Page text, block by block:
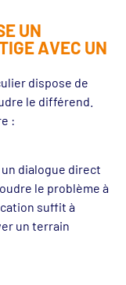
UN
AVEC UN
dispose de
le différend.
:
dialogue direct
le problème à
suffit à
un terrain